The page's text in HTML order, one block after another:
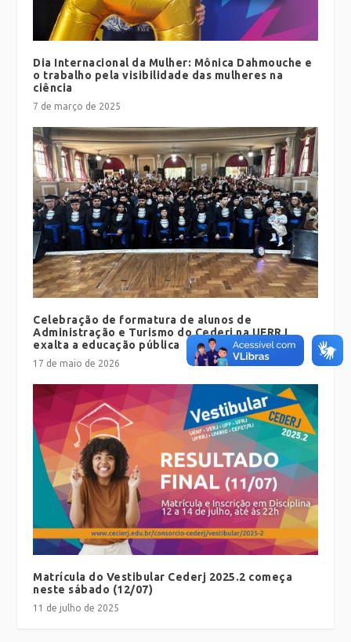
Dia Internacional da Mulher: Mônica Dahmouche e
o trabalho pela visibilidade das mulheres na
ciência
7 de março de 2025
Celebração de formatura de alunos de
Administração e Turismo do Cederj na UFRRJ
exalta a educação pública
17 de maio de 2026
Matrícula do Vestibular Cederj 2025.2 começa
neste sábado (12/07)
11 de julho de 2025